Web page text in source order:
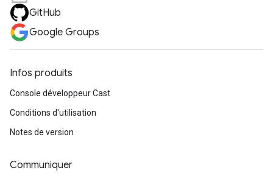
GitHub
Google Groups
Infos produits
Console développeur Cast
Conditions d'utilisation
Notes de version
Communiquer